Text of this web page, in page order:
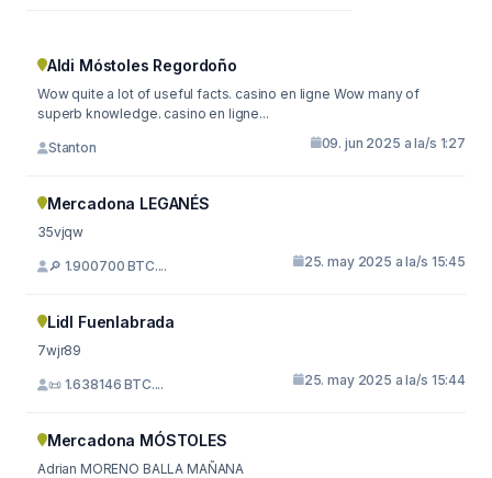
Aldi Móstoles Regordoño
Wow quite a lot of useful facts. casino en ligne Wow many of
superb knowledge. casino en ligne...
Stanton 09. jun 2025 a la/s 1:27
Mercadona LEGANÉS
35vjqw
🔎 1.900700 BTC.... 25. may 2025 a la/s 15:45
Lidl Fuenlabrada
7wjr89
📜 1.638146 BTC.... 25. may 2025 a la/s 15:44
Mercadona MÓSTOLES
Adrian MORENO BALLA MAÑANA